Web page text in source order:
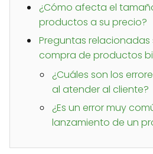
¿Cómo afecta el
productos a su precio?
Preguntas relacionadas
compra de productos
¿Cuáles son los
al atender al cliente?
¿Es un error muy
lanzamiento de un